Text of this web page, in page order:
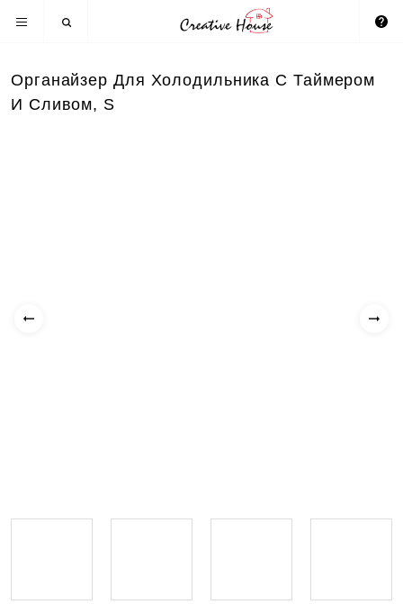
Органайзер Для Холодильника С Таймером
И Сливом, S